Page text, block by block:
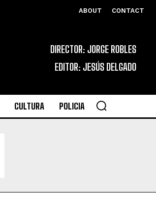
ABOUT CONTACT
DIRECTOR: JORGE ROBLES
EDITOR: JESÚS DELGADO
CULTURA POLICIA